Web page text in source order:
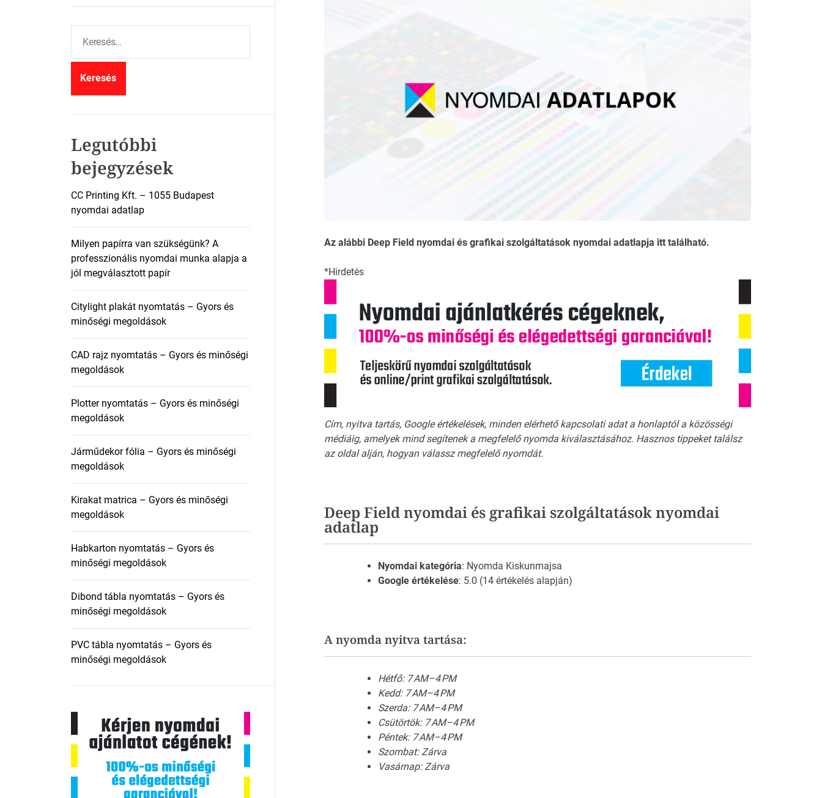
Az alábbi Deep Field nyomdai és grafikai szolgáltatások nyomdai adatlapja itt található.
*Hirdetés
Cím, nyitva tartás, Google értékelések, minden elérhető kapcsolati adat a honlaptól a közösségi
médiáig, amelyek mind segítenek a megfelelő nyomda kiválasztásához. Hasznos tippeket találsz
az oldal alján, hogyan válassz megfelelő nyomdát.
Deep Field nyomdai és grafikai szolgáltatások nyomdai
adatlap
Nyomdai kategória: Nyomda Kiskunmajsa
Google értékelése: 5.0 (14 értékelés alapján)
A nyomda nyitva tartása:
Hétfő: 7 AM–4 PM
Kedd: 7 AM–4 PM
Szerda: 7 AM–4 PM
Csütörtök: 7 AM–4 PM
Péntek: 7 AM–4 PM
Szombat: Zárva
Vasárnap: Zárva
r
Legutóbbi
bejegyzések
CC Printing Kft. – 1055 Budapest
nyomdai adatlap
Milyen papírra van szükségünk? A
professzionális nyomdai munka alapja a
jól megválasztott papír
Citylight plakát nyomtatás – Gyors és
minőségi megoldások
CAD rajz nyomtatás – Gyors és minőségi
megoldások
Plotter nyomtatás – Gyors és minőségi
megoldások
Járműdekor fólia – Gyors és minőségi
megoldások
Kirakat matrica – Gyors és minőségi
megoldások
Habkarton nyomtatás – Gyors és
minőségi megoldások
Dibond tábla nyomtatás – Gyors és
minőségi megoldások
PVC tábla nyomtatás – Gyors és
minőségi megoldások